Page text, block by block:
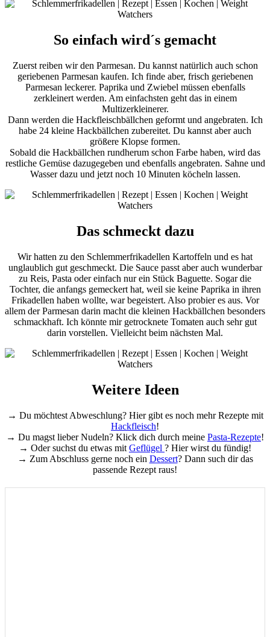
So einfach wird´s gemacht
Zuerst reiben wir den Parmesan. Du kannst natürlich auch schon
geriebenen Parmesan kaufen. Ich finde aber, frisch geriebenen
Parmesan leckerer. Paprika und Zwiebel müssen ebenfalls
zerkleinert werden. Am einfachsten geht das in einem
Multizerkleinerer.
Dann werden die Hackfleischbällchen geformt und angebraten. Ich
habe 24 kleine Hackbällchen zubereitet. Du kannst aber auch
größere Klopse formen.
Sobald die Hackbällchen rundherum schon Farbe haben, wird das
restliche Gemüse dazugegeben und ebenfalls angebraten. Sahne und
Wasser dazu und jetzt noch 10 Minuten köcheln lassen.
Das schmeckt dazu
Wir hatten zu den Schlemmerfrikadellen Kartoffeln und es hat
unglaublich gut geschmeckt. Die Sauce passt aber auch wunderbar
zu Reis, Pasta oder einfach nur ein Stück Baguette. Sogar die
Tochter, die anfangs gemeckert hat, weil sie keine Paprika in ihren
Frikadellen haben wollte, war begeistert. Also probier es aus. Vor
allem der Parmesan darin macht die kleinen Hackbällchen besonders
schmackhaft. Ich könnte mir getrocknete Tomaten auch sehr gut
darin vorstellen. Vielleicht beim nächsten Mal.
Weitere Ideen
→ Du möchtest Abweschlung? Hier gibt es noch mehr Rezepte mit
Hackfleisch!
→ Du magst lieber Nudeln? Klick dich durch meine Pasta-Rezepte!
→ Oder suchst du etwas mit Geflügel ? Hier wirst du fündig!
→ Zum Abschluss gerne noch ein Dessert? Dann such dir das
passende Rezept raus!